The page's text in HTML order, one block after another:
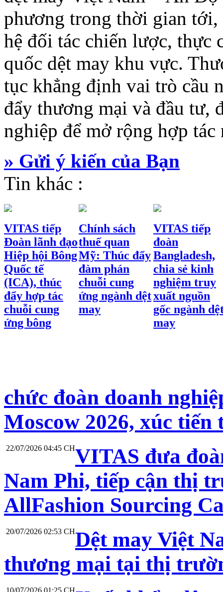
phương trong thời gian tới,
hệ đối tác chiến lược, thực
quốc dệt may khu vực.
tục khẳng định vai trò cầu
đẩy thương mại và đầu tư,
nghiệp để mở rộng hợp tác
» Gửi ý kiến của Bạn
Tin khác :
VITAS tiếp
Đoàn lãnh đạo
Hiệp hội Bông
Quốc tế
(ICA), thúc
đẩy hợp tác
chuỗi cung
ứng bông
Chính sách
thuế quan
Mỹ: Thúc đẩy
đàm phán
chuỗi cung
ứng ngành dệt
may
VITAS tiếp
đoàn
Bangladesh,
chia sẻ kinh
nghiệm truy
xuất nguồn
gốc ngành
may
chức đoàn doanh
Moscow 2026, xúc
22/07/2026 04:45 CHVITAS đưa
Nam Phi, tiếp cận thị
AllFashion Sourcing
20/07/2026 02:53 CHDệt may Việt
thương mại tại thị
10/07/2026 01:25 CH